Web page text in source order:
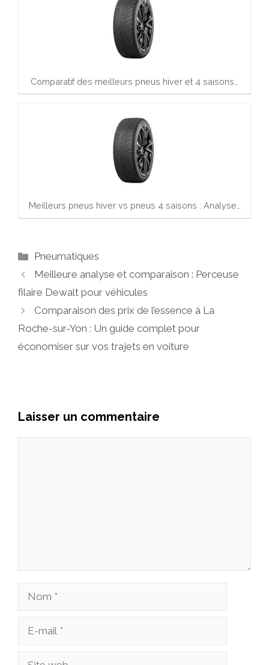
Comparatif des meilleurs pneus hiver et 4 saisons…
Meilleurs pneus hiver vs pneus 4 saisons : Analyse…
Catégories
Pneumatiques
Meilleure analyse et comparaison : Perceuse
filaire Dewalt pour véhicules
Comparaison des prix de l’essence à La
Roche-sur-Yon : Un guide complet pour
économiser sur vos trajets en voiture
Laisser un commentaire
Nom
Site